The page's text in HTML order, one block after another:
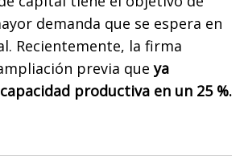
demanda que se espera en
Recientemente, la firma
previa queya
productiva en un 25 %.